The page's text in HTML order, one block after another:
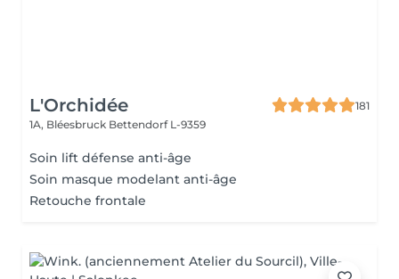
L'Orchidée
181
1A, Bléesbruck Bettendorf L-9359
Soin lift défense anti-âge
Soin masque modelant anti-âge
Retouche frontale